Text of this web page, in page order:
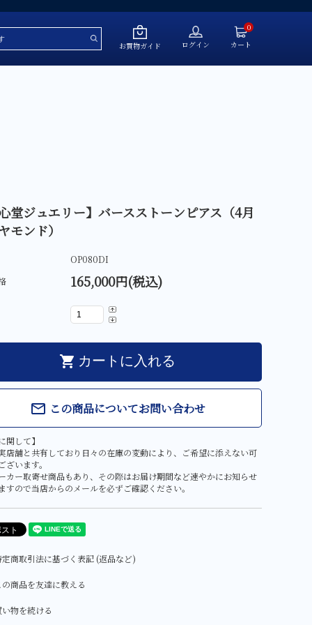
￥500,001～
お買物ガイド ログイン
0
カート
心堂ジュエリー】バースストーンピアス（4月
モンド）
OP080DI
165,000円(税込)
shopping_cart カートに入れる
mail_outline この商品についてお問い合わせ
関して】
店舗と共有しており日々の在庫の変動により、ご希望に添えない可
ざいます。
カー取寄せ商品もあり、その際はお届け期間など速やかにお知らせ
すので当店からのメールを必ずご確認ください。
定商取引法に基づく表記 (返品など)
の商品を友達に教える
い物を続ける